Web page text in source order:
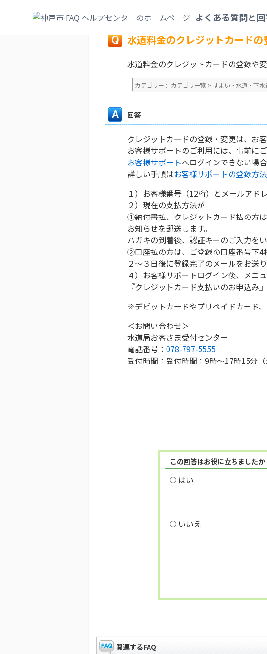
よくある質問と
戻る
水道料金のクレジットカード
水道料金のクレジットカードの登録や
カテゴリー : カテゴリ一覧 > すまい・水道・下水
回答
クレジットカードの登録・変更は、お
お客様サポートのご利用には、事前にご
お客様サポートへログインできない場
詳しい手順はお客様サポートの登録方法
１）お客様番号（12桁）とメールアド
２）現在の支払方法が
①納付書払、クレジットカード払の方
お知らせを郵送します。
ハガキの到着後、認証キーのご入力を
②口座払の方は、ご登録の口座番号下4
２～３日後に登録完了のメールをお送り
４）お客様サポートログイン後、メニ
『クレジットカード支払いのお申込み
※デビットカードやプリペイドカード
＜お問い合わせ＞
水道局お客さま受付センター
電話番号： 078-797-5555
受付時間：受付時間：9時～17時15分
この回答はお役に立ちましたか
はい
いいえ
関連するFAQ